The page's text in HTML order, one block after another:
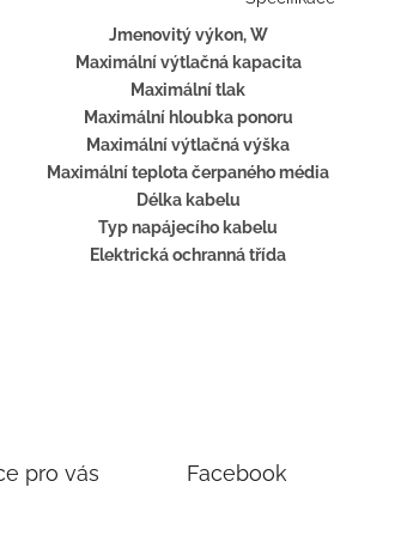
Jmenovitý výkon, W
Maximální výtlačná kapacita
Maximální tlak
Maximální hloubka ponoru
Maximální výtlačná výška
Maximální teplota čerpaného média
Délka kabelu
Typ napájecího kabelu
Elektrická ochranná třída
pro vás Facebook